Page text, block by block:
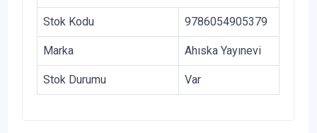
Stok Kodu 9786054905379
Marka Ahıska Yayınevi
Stok Durumu Var